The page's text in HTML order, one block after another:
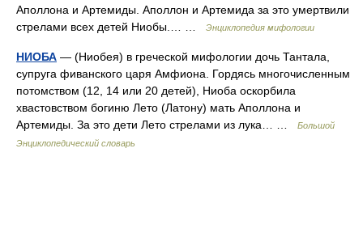
Аполлона и Артемиды. Аполлон и Артемида за это умертвили
стрелами всех детей Ниобы.… …
Энциклопедия мифологии
НИОБА — (Ниобея) в греческой мифологии дочь Тантала,
супруга фиванского царя Амфиона. Гордясь многочисленным
потомством (12, 14 или 20 детей), Ниоба оскорбила
хвастовством богиню Лето (Латону) мать Аполлона и
Артемиды. За это дети Лето стрелами из лука… …
Большой
Энциклопедический словарь